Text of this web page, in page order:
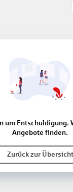
um Entschuldigung.
Angebote finden.
Zurück zur Übersicht